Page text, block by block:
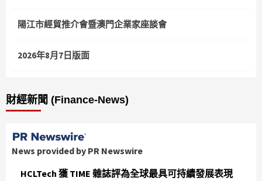
陽江市經貿推介會暨澳門企業家座談會
2026年8月7日版面
財經新聞 (Finance-News)
News provided by PR Newswire
HCLTech 獲 TIME 雜誌評為全球最具可持續發展表現